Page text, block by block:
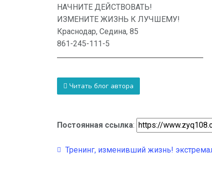
НАЧНИТЕ ДЕЙСТВОВАТЬ!
ИЗМЕНИТЕ ЖИЗНЬ К ЛУЧШЕМУ!
Краснодар, Седина, 85
861-245-111-5
Читать блог автора
Постоянная ссылка:
Тренинг, изменивший жизнь!